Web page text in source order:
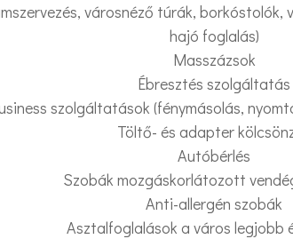
városnéző túrák,
hajó foglalás)
Masszázsok
Ébresztés szolgáltatás
szolgáltatások (fénymásolás,
Töltő- és adapter
Autóbérlés
Szobák mozgáskorlátozott
Anti-allergén szobák
Asztalfoglalások a város legjobb